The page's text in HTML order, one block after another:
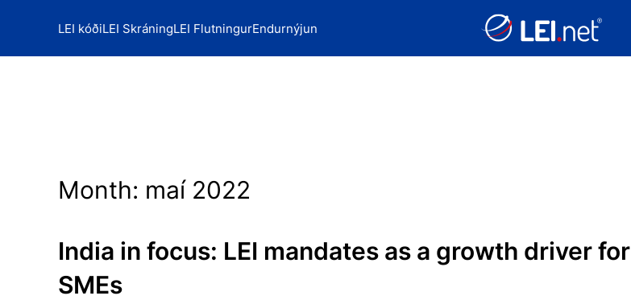
LEI kóðiLEI SkráningLEI FlutningurEndurnýjun
Month: maí 2022
India in focus: LEI mandates as a growth driver for
SMEs